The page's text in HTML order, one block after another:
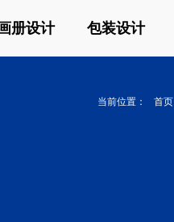
册设计 包装设计
当前位置： 首页